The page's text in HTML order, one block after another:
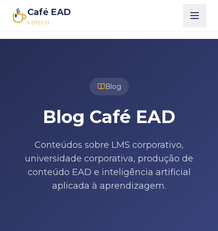
Café EAD
EDTECH
Blog
Blog Café EAD
Conteúdos sobre LMS corporativo,
universidade corporativa, produção de
conteúdo EAD e inteligência artificial
aplicada à aprendizagem.